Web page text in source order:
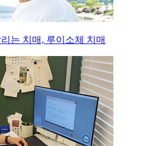
는 치매, 루이소체 치매